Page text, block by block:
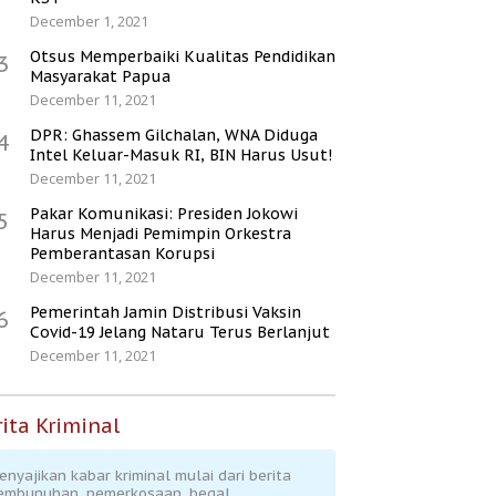
December 1, 2021
Otsus Memperbaiki Kualitas Pendidikan
Masyarakat Papua
December 11, 2021
DPR: Ghassem Gilchalan, WNA Diduga
Intel Keluar-Masuk RI, BIN Harus Usut!
December 11, 2021
Pakar Komunikasi: Presiden Jokowi
Harus Menjadi Pemimpin Orkestra
Pemberantasan Korupsi
December 11, 2021
Pemerintah Jamin Distribusi Vaksin
Covid-19 Jelang Nataru Terus Berlanjut
December 11, 2021
Kriminal
kabar kriminal mulai dari berita